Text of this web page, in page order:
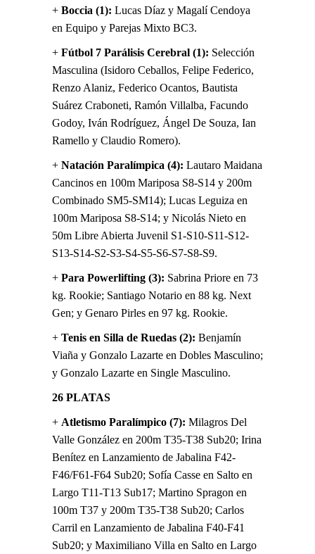
+ Boccia (1): Lucas Díaz y Magalí Cendoya
en Equipo y Parejas Mixto BC3.
+ Fútbol 7 Parálisis Cerebral (1): Selección
Masculina (Isidoro Ceballos, Felipe Federico,
Renzo Alaniz, Federico Ocantos, Bautista
Suárez Craboneti, Ramón Villalba, Facundo
Godoy, Iván Rodríguez, Ángel De Souza, Ian
Ramello y Claudio Romero).
+ Natación Paralímpica (4): Lautaro Maidana
Cancinos en 100m Mariposa S8-S14 y 200m
Combinado SM5-SM14); Lucas Leguiza en
100m Mariposa S8-S14; y Nicolás Nieto en
50m Libre Abierta Juvenil S1-S10-S11-S12-
S13-S14-S2-S3-S4-S5-S6-S7-S8-S9.
+ Para Powerlifting (3): Sabrina Priore en 73
kg. Rookie; Santiago Notario en 88 kg. Next
Gen; y Genaro Pirles en 97 kg. Rookie.
+ Tenis en Silla de Ruedas (2): Benjamín
Viaña y Gonzalo Lazarte en Dobles Masculino;
y Gonzalo Lazarte en Single Masculino.
26 PLATAS
+ Atletismo Paralímpico (7): Milagros Del
Valle González en 200m T35-T38 Sub20; Irina
Benítez en Lanzamiento de Jabalina F42-
F46/F61-F64 Sub20; Sofía Casse en Salto en
Largo T11-T13 Sub17; Martino Spragon en
100m T37 y 200m T35-T38 Sub20; Carlos
Carril en Lanzamiento de Jabalina F40-F41
Sub20; y Maximiliano Villa en Salto en Largo